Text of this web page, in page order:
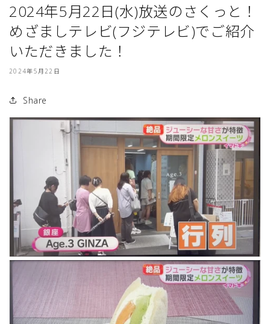
2024年5月22日(水)放送のさくっと！
めざましテレビ(フジテレビ)でご紹介
いただきました！
2024年5月22日
Share